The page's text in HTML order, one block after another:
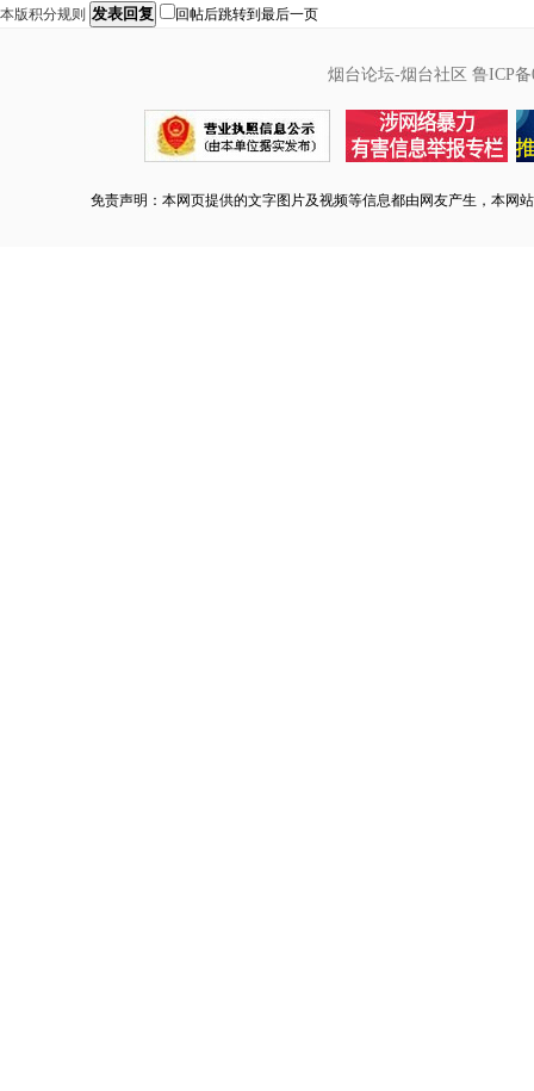
本版积分规则 发表回复 回帖后跳转到最后一页
烟台论坛-烟台社区 鲁ICP备
免责声明：本网页提供的文字图片及视频等信息都由网友产生，本网